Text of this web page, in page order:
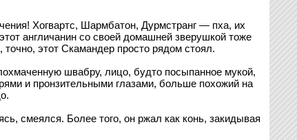
Хогвартс, Шармбатон, Дурмстранг — пха, их
англичанин со своей домашней зверушкой тоже
этот Скамандер просто рядом стоял.
швабру, лицо, будто посыпанное мукой,
и пронзительными глазами, больше похожий на
смеялся. Более того, он ржал как конь, закидывая